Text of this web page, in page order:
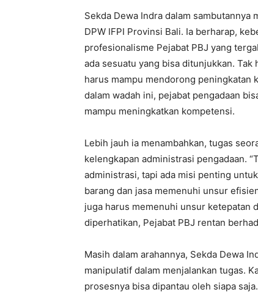
Sekda Dewa Indra dalam sambutannya
DPW IFPI Provinsi Bali. Ia berharap,
profesionalisme Pejabat PBJ yang
ada sesuatu yang bisa ditunjukkan.
harus mampu mendorong peningkatan
dalam wadah ini, pejabat pengadaan
mampu meningkatkan kompetensi.
Lebih jauh ia menambahkan, tugas
kelengkapan administrasi pengadaan.
administrasi, tapi ada misi penting
barang dan jasa memenuhi unsur
juga harus memenuhi unsur ketepatan
diperhatikan, Pejabat PBJ rentan
Masih dalam arahannya, Sekda Dewa
manipulatif dalam menjalankan tugas.
prosesnya bisa dipantau oleh siapa